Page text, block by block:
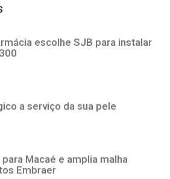
escolhe SJB para instalar
a serviço da sua pele
Macaé e amplia malha
Embraer